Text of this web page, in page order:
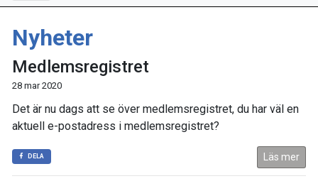
Nyheter
Medlemsregistret
28 mar 2020
Det är nu dags att se över medlemsregistret, du har väl en
aktuell e-postadress i medlemsregistret?
DELA Läs mer